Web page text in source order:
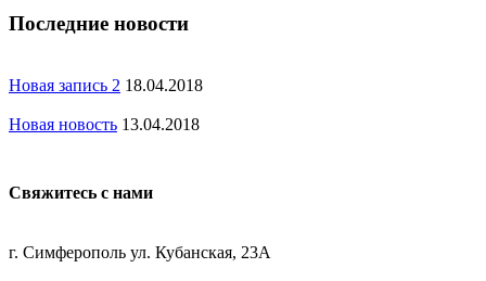
Последние новости
Новая запись 2 18.04.2018
Новая новость 13.04.2018
Свяжитесь с нами
г. Симферополь ул. Кубанская, 23А